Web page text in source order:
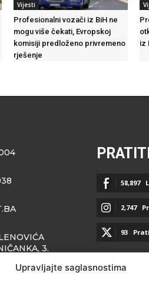
Upravljajte saglasnostima
Vijesti
Profesionalni vozači iz BiH ne
mogu više čekati, Evropskoj
komisiji predloženo privremeno
rješenje
iz
3.
58,897
2,747
93